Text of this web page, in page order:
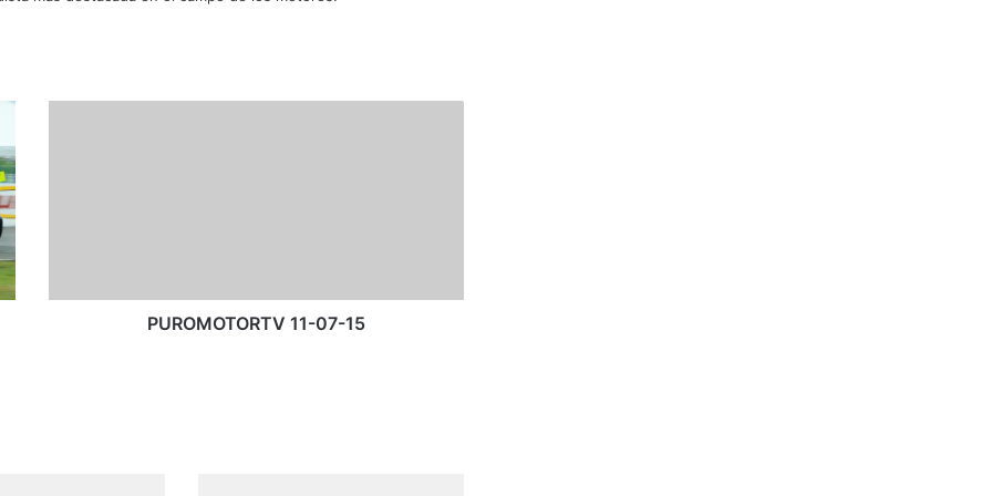
R
PUROMOTORTV 11-07-15